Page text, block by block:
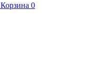
Корзина 0